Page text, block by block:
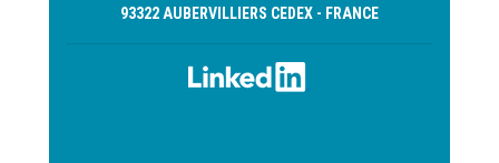
93322 AUBERVILLIERS CEDEX - FRANCE